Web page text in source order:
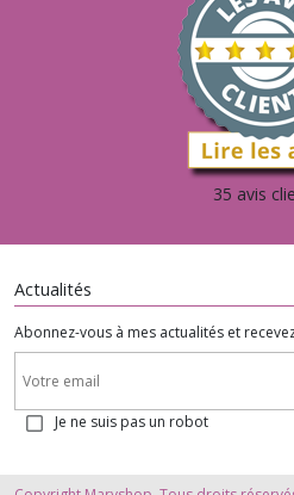
35 avis
Actualités
Abonnez-vous à mes actualités et
Je ne suis pas un robot